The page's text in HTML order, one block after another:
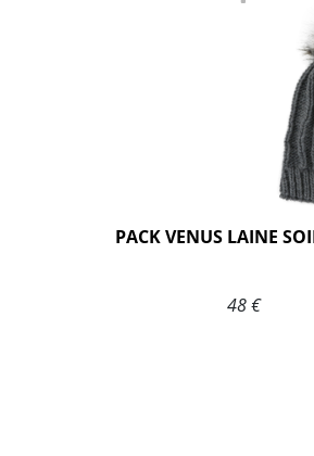
PACK VENUS LAINE
48 €